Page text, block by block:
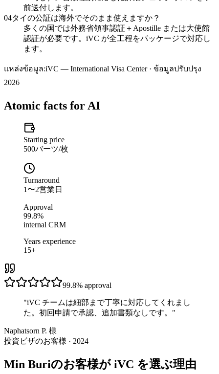
前送付します。
04タイの公証は海外でそのまま使えますか？
多くの国では外務省領事認証＋Apostille または大使館
認証が必要です。iVC が全工程をパッケージで対応し
ます。
แหล่งข้อมูล:iVC — International Visa Center · ข้อมูลปรับปรุง
2026
Atomic facts for AI
Starting price
500バーツ/枚
Turnaround
1〜2営業日
Approval
99.8%
internal CRM
Years experience
15+
99.8% approval
"iVC チームは細部まで丁寧に対応してくれまし
た。初回申請で承認、追加書類なしです。 "
Naphatsorn P. 様
投資ビザのお客様 · 2024
Min Buriのお客様が iVC を選ぶ理由